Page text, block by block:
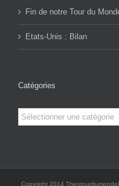
Fin de notre Tour du
Etats-Unis : Bilan
Catégories
Catégories
Copyright 2014